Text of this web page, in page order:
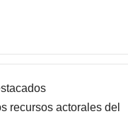
recursos actorales del